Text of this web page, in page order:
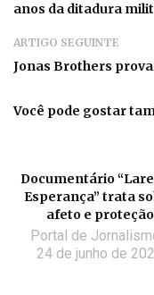
anos da ditadura
ARTIGO SEGUINTE
Jonas Brothers
Você pode gostar
Documentário
Esperança” trata
afeto e proteção
Portal de
24 de junho de